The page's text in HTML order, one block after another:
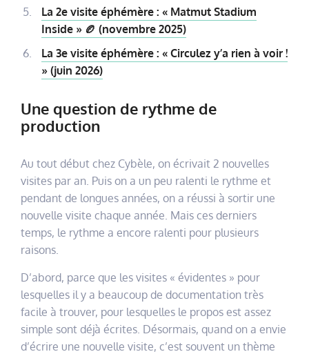
La 2e visite éphémère : « Matmut Stadium
Inside » 🏉 (novembre 2025)
La 3e visite éphémère : « Circulez y’a rien à voir !
» (juin 2026)
Une question de rythme de
production
Au tout début chez Cybèle, on écrivait 2 nouvelles
visites par an. Puis on a un peu ralenti le rythme et
pendant de longues années, on a réussi à sortir une
nouvelle visite chaque année. Mais ces derniers
temps, le rythme a encore ralenti pour plusieurs
raisons.
D’abord, parce que les visites « évidentes » pour
lesquelles il y a beaucoup de documentation très
facile à trouver, pour lesquelles le propos est assez
simple sont déjà écrites. Désormais, quand on a envie
d’écrire une nouvelle visite, c’est souvent un thème